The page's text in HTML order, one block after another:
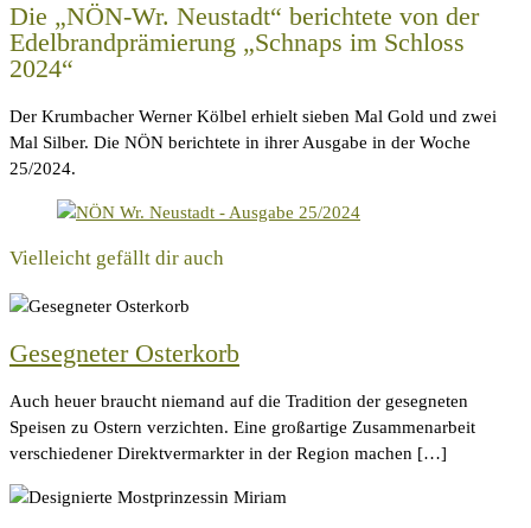
Die „NÖN-Wr. Neustadt“ berichtete von der
Edelbrandprämierung „Schnaps im Schloss
2024“
Der Krumbacher Werner Kölbel erhielt sieben Mal Gold und zwei
Mal Silber. Die NÖN berichtete in ihrer Ausgabe in der Woche
25/2024.
Vielleicht gefällt dir auch
Gesegneter Osterkorb
Auch heuer braucht niemand auf die Tradition der gesegneten
Speisen zu Ostern verzichten. Eine großartige Zusammenarbeit
verschiedener Direktvermarkter in der Region machen […]